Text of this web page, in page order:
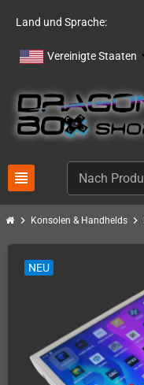
Land und Sprache:
Vereinigte Staaten
view_headline
chevron_right Konsolen & Handhelds chevron_right
NEU